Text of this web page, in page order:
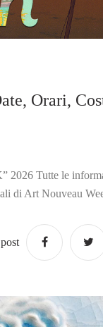
Orari,
Tutte le
di Art Nouveau